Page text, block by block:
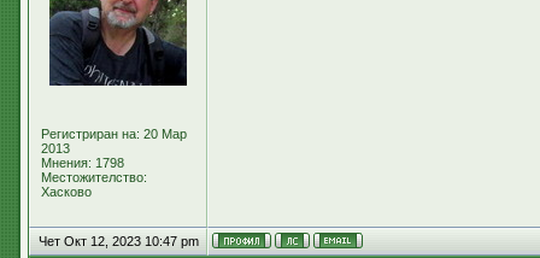
Регистриран на: 20 Мар
2013
Мнения: 1798
Местожителство:
Хасково
Чет Окт 12, 2023 10:47 pm